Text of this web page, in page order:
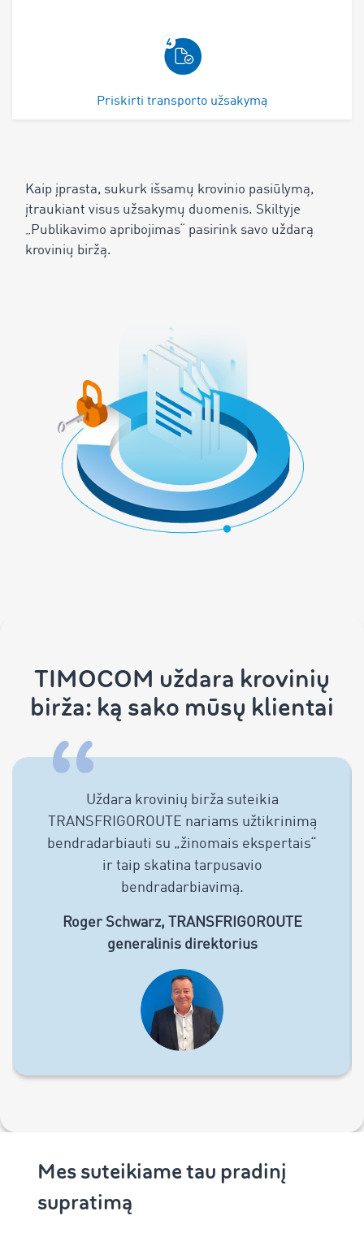
Priskirti transporto užsakymą
Kaip įprasta, sukurk išsamų krovinio pasiūlymą,
įtraukiant visus užsakymų duomenis. Skiltyje
„Publikavimo apribojimas“ pasirink savo uždarą
krovinių biržą.
TIMOCOM uždara krovinių
birža: ką sako mūsų klientai
Uždara krovinių birža suteikia
TRANSFRIGOROUTE nariams užtikrinimą
bendradarbiauti su „žinomais ekspertais“
ir taip skatina tarpusavio
bendradarbiavimą.
Roger Schwarz, TRANSFRIGOROUTE
generalinis direktorius
Mes suteikiame tau pradinį
supratimą